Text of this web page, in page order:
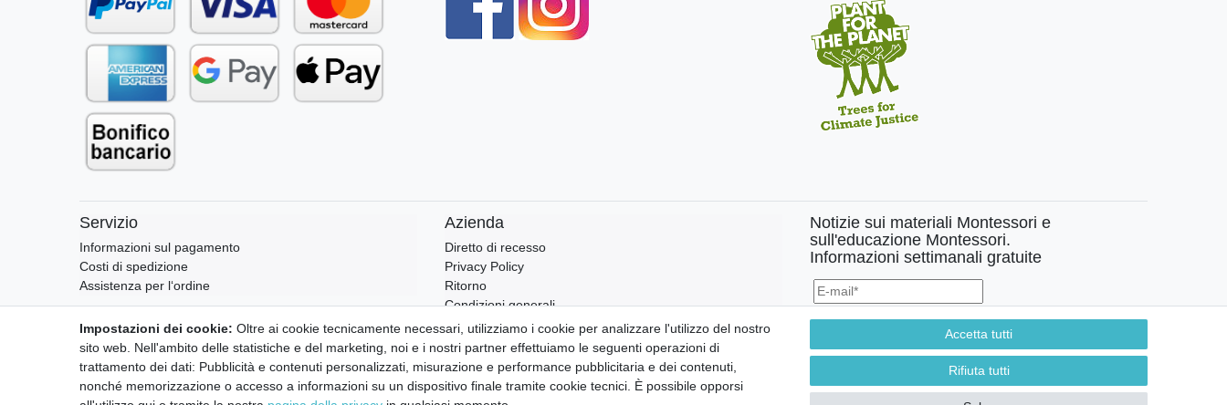
Servizio
Informazioni sul pagamento
Costi di spedizione
Assistenza per l‘ordine
Azienda
Diretto di recesso
Privacy Policy
Ritorno
Condizioni generali
Testata
Contatto
Annullare l'ordine
Notizie sui materiali Montessori e
sull'educazione Montessori.
Informazioni settimanali gratuite
Confermo di aver preso visione della:policy. Il mio accordo può essere
revocato in qualsiasi momento.
Iscriviti a
Impostazioni dei cookie: Oltre ai cookie tecnicamente necessari, utilizziamo i cookie per analizzare l'utilizzo del nostro
sito web. Nell'ambito delle statistiche e del marketing, noi e i nostri partner effettuiamo le seguenti operazioni di
trattamento dei dati: Pubblicità e contenuti personalizzati, misurazione e performance pubblicitaria e dei contenuti,
nonché memorizzazione o accesso a informazioni su un dispositivo finale tramite cookie tecnici. È possibile opporsi
Accetta tutti
Rifiuta tutti